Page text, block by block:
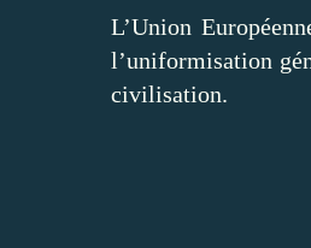
L’Union
l’uniformisation
civilisation.